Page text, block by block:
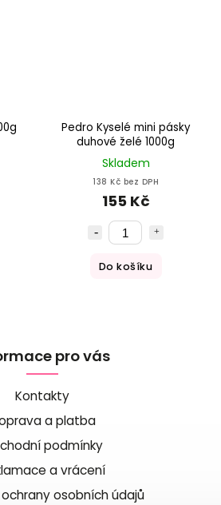
Pedro Kyselé mini pásky
duhové želé 1000g
Skladem
138 Kč bez DPH
155 Kč
Do košíku
pro vás
Kontakty
a platba
podmínky
a vrácení
osobních údajů